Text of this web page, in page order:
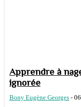
Apprendre à
ignorée
Bony Eugène Georges -